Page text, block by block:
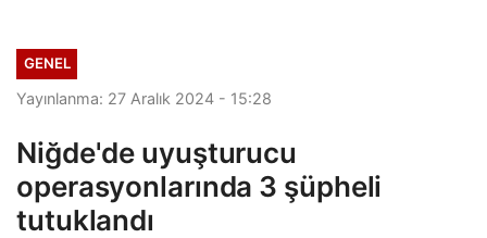
GENEL
Yayınlanma: 27 Aralık 2024 - 15:28
Niğde'de uyuşturucu
operasyonlarında 3 şüpheli
tutuklandı